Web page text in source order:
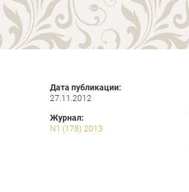
Дата публикации:
27.11.2012
Журнал:
N1 (178) 2013